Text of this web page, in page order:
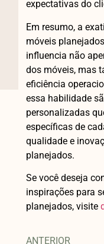
expectativas do
Em resumo, a
móveis
influencia não
dos móveis, mas
eficiência
essa habilidade
personalizadas
específicas de
qualidade e
planejados.
Se você deseja
inspirações para
planejados, visite
ANTERIOR